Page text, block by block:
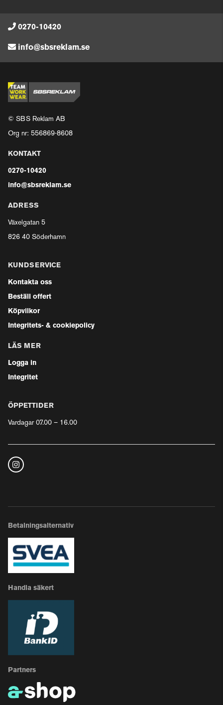
0270-10420
info@sbsreklam.se
© SBS Reklam AB
Org nr: 556869-8608
KONTAKT
0270-10420
info@sbsreklam.se
ADRESS
Växelgatan 5
826 40 Söderhamn
KUNDSERVICE
Kontakta oss
Beställ offert
Köpvilkor
Integritets- & cookiepolicy
LÄS MER
Logga in
Integritet
ÖPPETTIDER
Vardagar 07.00 – 16.00
Betalningsalternativ
Handla säkert
Partners